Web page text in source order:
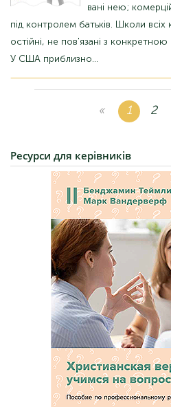
вані нею;
під контролем батьків. Школи
остійні, не пов'язані з
У США приблизно...
« 1 2
Ресурси для керівників